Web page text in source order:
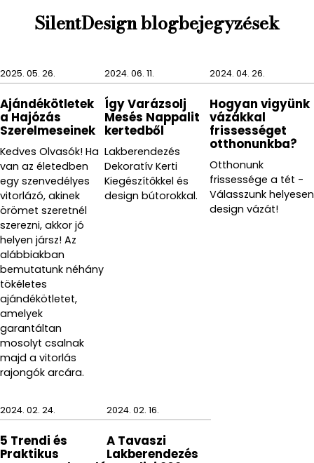
SilentDesign blogbejegyzések
2025. 05. 26.
Ajándékötletek
a Hajózás
Szerelmeseinek
Kedves Olvasók! Ha
van az életedben
egy szenvedélyes
vitorlázó, akinek
örömet szeretnél
szerezni, akkor jó
helyen jársz! Az
alábbiakban
bemutatunk néhány
tökéletes
ajándékötletet,
amelyek
garantáltan
mosolyt csalnak
majd a vitorlás
rajongók arcára.
2024. 06. 11.
Így Varázsolj
Mesés Nappalit
kertedből
Lakberendezés
Dekoratív Kerti
Kiegészítőkkel és
design bútorokkal.
2024. 04. 26.
Hogyan vigyünk
vázákkal
frissességet
otthonunkba?
Otthonunk
frissessége a tét -
Válasszunk helyesen
design vázát!
2024. 02. 24.
5 Trendi és
Praktikus
2024. 02. 16.
A Tavaszi
Lakberendezés